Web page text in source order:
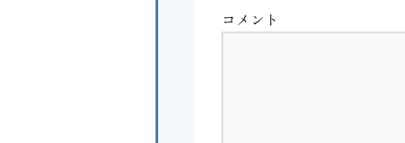
コメント